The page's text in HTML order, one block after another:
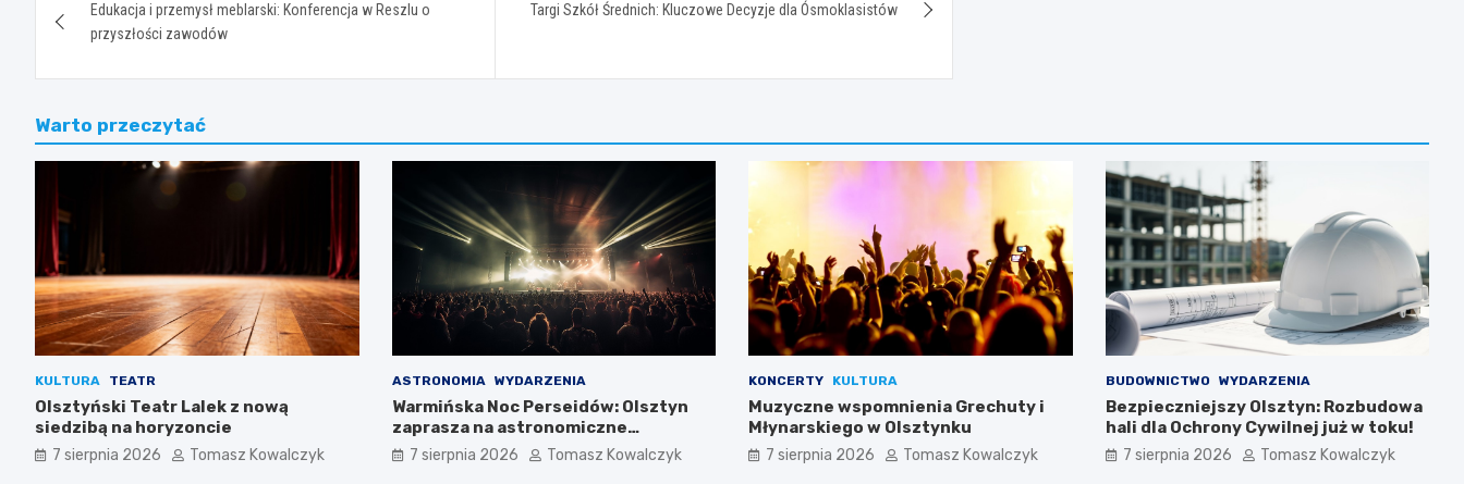
wpisuEdukacja i przemysł meblarski: Konferencja w Reszlu o
przyszłości zawodów
Targi Szkół Średnich: Kluczowe Decyzje dla Ósmoklasistów
Warto przeczytać
KULTURA TEATR
Olsztyński Teatr Lalek z nową
siedzibą na horyzoncie
7 sierpnia 2026 Tomasz Kowalczyk
ASTRONOMIA WYDARZENIA
Warmińska Noc Perseidów: Olsztyn
zaprasza na astronomiczne
widowisko
7 sierpnia 2026 Tomasz Kowalczyk
KONCERTY KULTURA
Muzyczne wspomnienia Grechuty i
Młynarskiego w Olsztynku
7 sierpnia 2026 Tomasz Kowalczyk
BUDOWNICTWO WYDARZENIA
Bezpieczniejszy Olsztyn: Rozbudowa
hali dla Ochrony Cywilnej już w toku!
7 sierpnia 2026 Tomasz Kowalczyk